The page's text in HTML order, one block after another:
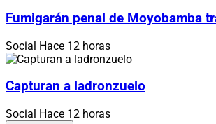
Fumigarán penal de Moyobamba
Social Hace 12 horas
Capturan a ladronzuelo
Social Hace 12 horas